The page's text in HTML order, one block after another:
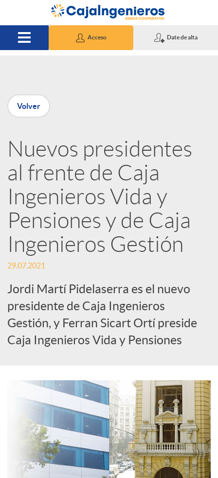
Saltar al contenido principal
Acceso Date de alta
P
u
b
l
i
c
d
o
Volver
Nuevos presidentes
al frente de Caja
Ingenieros Vida y
Pensiones y de Caja
Ingenieros Gestión
29.07.2021
Jordi Martí Pidelaserra es el nuevo
presidente de Caja Ingenieros
Gestión, y Ferran Sicart Ortí preside
Caja Ingenieros Vida y Pensiones